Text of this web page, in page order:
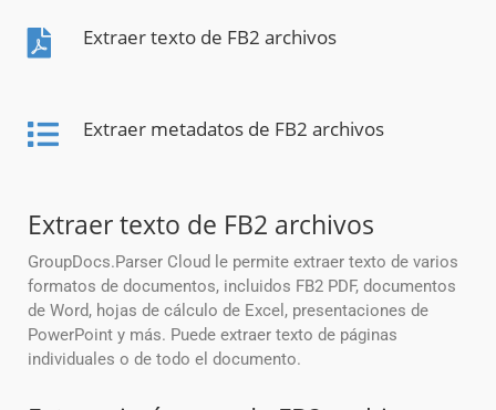
Extraer texto de FB2 archivos
Extraer metadatos de FB2 archivos
Extraer texto de FB2 archivos
GroupDocs.Parser Cloud le permite extraer texto de varios
formatos de documentos, incluidos FB2 PDF, documentos
de Word, hojas de cálculo de Excel, presentaciones de
PowerPoint y más. Puede extraer texto de páginas
individuales o de todo el documento.